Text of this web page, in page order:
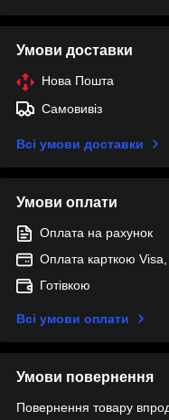
Умови доставки
Нова Пошта
Самовивіз
Всі умови доставки
Умови оплати
Оплата на рахунок
Оплата карткою
Готівкою
Всі умови оплати
Умови повернення
Повернення товару